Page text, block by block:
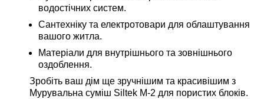
водостічних систем.
Сантехніку та електротовари для облаштування
вашого житла.
Матеріали для внутрішнього та зовнішнього
оздоблення.
Зробіть ваш дім ще зручнішим та красивішим з
Мурувальна суміш Siltek M-2 для пористих блоків.